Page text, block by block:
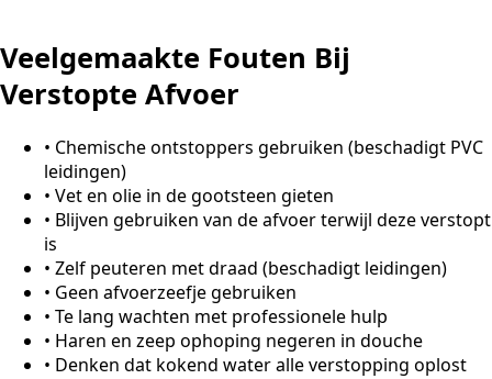
Veelgemaakte Fouten Bij
Verstopte Afvoer
• Chemische ontstoppers gebruiken (beschadigt PVC
leidingen)
• Vet en olie in de gootsteen gieten
• Blijven gebruiken van de afvoer terwijl deze verstopt
is
• Zelf peuteren met draad (beschadigt leidingen)
• Geen afvoerzeefje gebruiken
• Te lang wachten met professionele hulp
• Haren en zeep ophoping negeren in douche
• Denken dat kokend water alle verstopping oplost